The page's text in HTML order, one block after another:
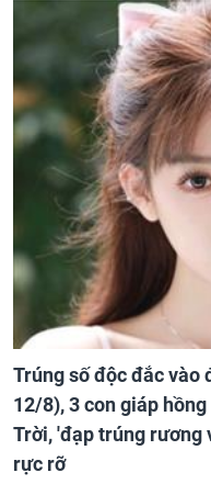
Trúng số độc đắc vào
12/8), 3 con giáp
Trời, 'đạp trúng rương
rực rỡ